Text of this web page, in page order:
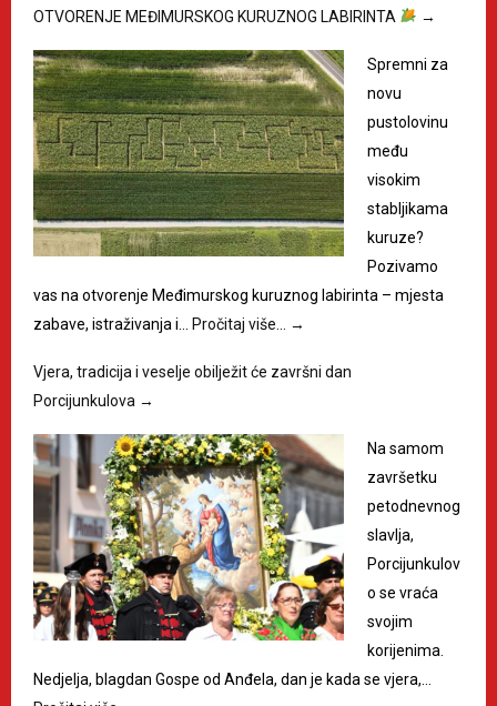
OTVORENJE MEĐIMURSKOG KURUZNOG LABIRINTA →
Spremni za
novu
pustolovinu
među
visokim
stabljikama
kuruze?
Pozivamo
vas na otvorenje Međimurskog kuruznog labirinta – mjesta
zabave, istraživanja i… Pročitaj više… →
Vjera, tradicija i veselje obilježit će završni dan
Porcijunkulova →
Na samom
završetku
petodnevnog
slavlja,
Porcijunkulov
o se vraća
svojim
korijenima.
Nedjelja, blagdan Gospe od Anđela, dan je kada se vjera,…